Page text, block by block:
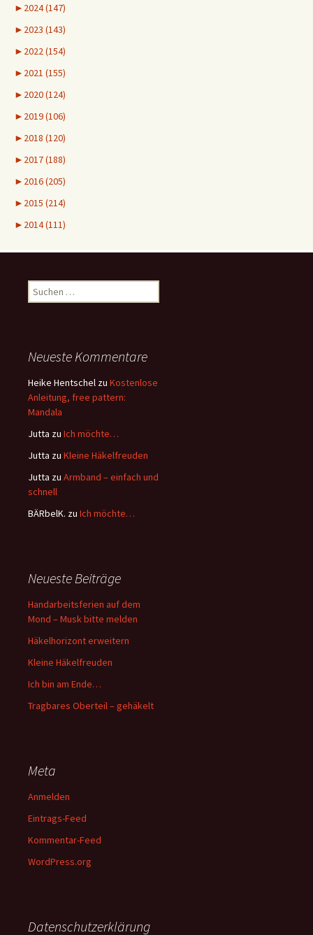
► 2024 (147)
► 2023 (143)
► 2022 (154)
► 2021 (155)
► 2020 (124)
► 2019 (106)
► 2018 (120)
► 2017 (188)
► 2016 (205)
► 2015 (214)
► 2014 (111)
Suchen
nach:
Neueste Kommentare
Heike Hentschel zu Kostenlose
Anleitung, free pattern:
Mandala
Jutta zu Ich möchte…
Jutta zu Kleine Häkelfreuden
Jutta zu Armband – einfach und
schnell
BÄRbelK. zu Ich möchte…
Neueste Beiträge
Handarbeitsferien auf dem
Mond – Musk bitte melden
Häkelhorizont erweitern
Kleine Häkelfreuden
Ich bin am Ende…
Tragbares Oberteil – gehäkelt
Meta
Anmelden
Eintrags-Feed
Kommentar-Feed
WordPress.org
Datenschutzerklärung